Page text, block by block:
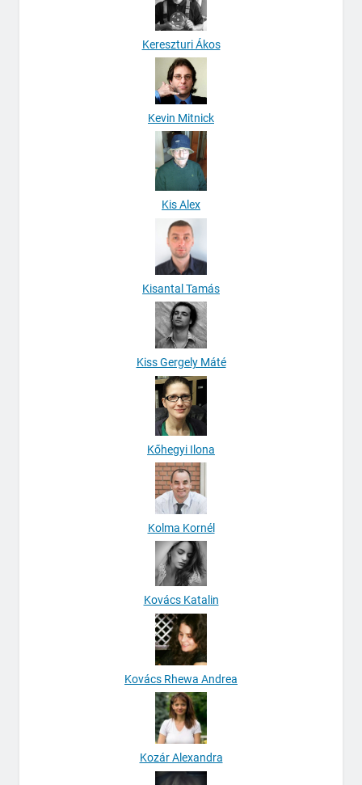
Kereszturi Ákos
Kevin Mitnick
Kis Alex
Kisantal Tamás
Kiss Gergely Máté
Kőhegyi Ilona
Kolma Kornél
Kovács Katalin
Kovács Rhewa Andrea
Kozár Alexandra